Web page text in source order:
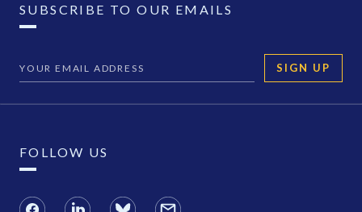
SUBSCRIBE TO OUR EMAILS
SIGN UP
FOLLOW US